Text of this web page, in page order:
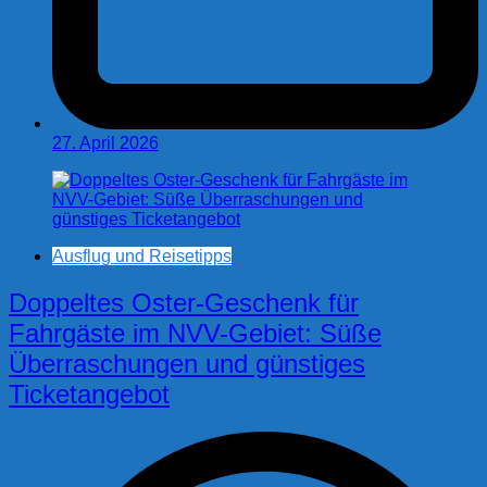
27. April 2026
Ausflug und Reisetipps
Doppeltes Oster-Geschenk für
Fahrgäste im NVV-Gebiet: Süße
Überraschungen und günstiges
Ticketangebot